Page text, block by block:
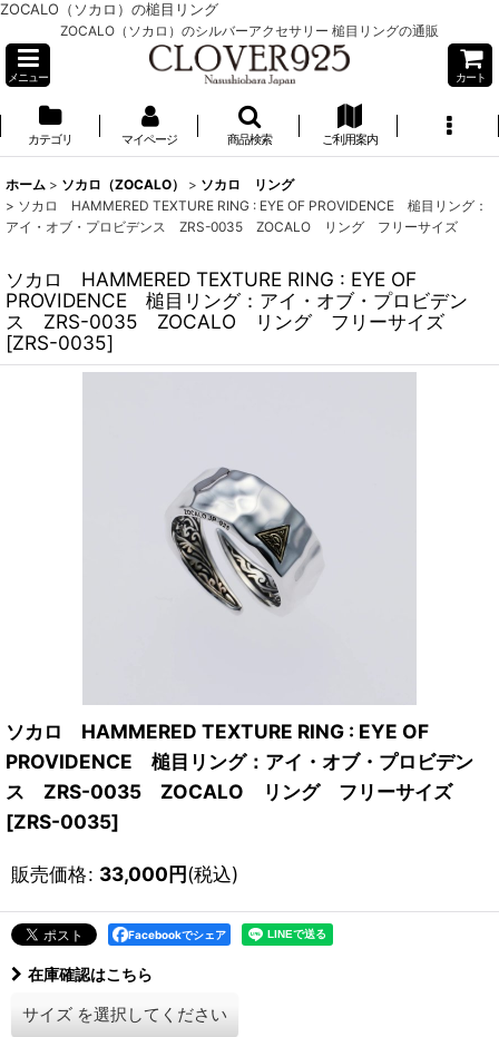
ZOCALO（ソカロ）の槌目リング
ZOCALO（ソカロ）のシルバーアクセサリー 槌目リングの通販
メニュー カート
カテゴリ マイページ 商品検索 ご利用案内
ホーム > ソカロ（ZOCALO） > ソカロ リング
> ソカロ HAMMERED TEXTURE RING : EYE OF PROVIDENCE 槌目リング：
アイ・オブ・プロビデンス ZRS-0035 ZOCALO リング フリーサイズ
ソカロ HAMMERED TEXTURE RING : EYE OF
PROVIDENCE 槌目リング：アイ・オブ・プロビデン
ス ZRS-0035 ZOCALO リング フリーサイズ
[ZRS-0035]
ソカロ HAMMERED TEXTURE RING : EYE OF
PROVIDENCE 槌目リング：アイ・オブ・プロビデン
ス ZRS-0035 ZOCALO リング フリーサイズ
[ZRS-0035]
販売価格: 33,000円(税込)
Facebookでシェア
在庫確認はこちら
サイズ を選択してください